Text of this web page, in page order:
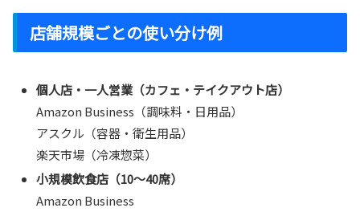
店舗規模ごとの使い分け例
個人店・一人営業（カフェ・テイクアウト店）
Amazon Business（調味料・日用品）
アスクル（容器・衛生用品）
楽天市場（冷凍惣菜）
小規模飲食店（10〜40席）
Amazon Business